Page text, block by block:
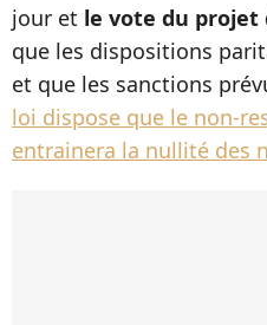
jour et le vote du projet
que les dispositions
et que les sanctions
loi dispose que le non-
entrainera la nullité des